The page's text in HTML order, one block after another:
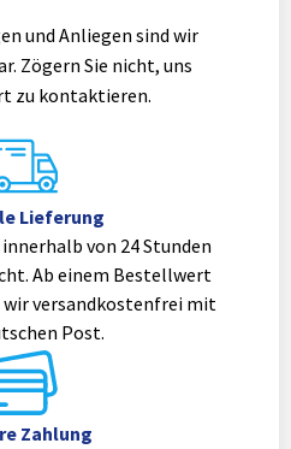
und Anliegen sind wir
Zögern Sie nicht, uns
zu kontaktieren.
Lieferung
von 24 Stunden
Ab einem Bestellwert
wir versandkostenfrei mit
Post.
Zahlung